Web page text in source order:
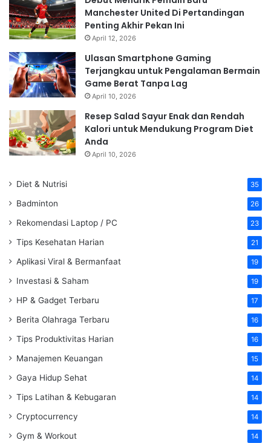
Manchester United Di Pertandingan
Penting Akhir Pekan Ini
April 12, 2026
Ulasan Smartphone Gaming
Terjangkau untuk Pengalaman Bermain
Game Berat Tanpa Lag
April 10, 2026
Resep Salad Sayur Enak dan Rendah
Kalori untuk Mendukung Program Diet
Anda
April 10, 2026
Diet & Nutrisi 35
Badminton 26
Rekomendasi Laptop / PC 23
Tips Kesehatan Harian 21
Aplikasi Viral & Bermanfaat 19
Investasi & Saham 19
HP & Gadget Terbaru 17
Berita Olahraga Terbaru 16
Tips Produktivitas Harian 16
Manajemen Keuangan 15
Gaya Hidup Sehat 14
Tips Latihan & Kebugaran 14
Cryptocurrency 14
Gym & Workout 14